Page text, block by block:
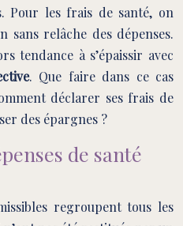
Pour les frais de santé, on
sans relâche des dépenses.
tendance à s’épaissir avec
. Que faire dans ce cas
déclarer ses frais de
des épargnes ?
de santé
regroupent tous les